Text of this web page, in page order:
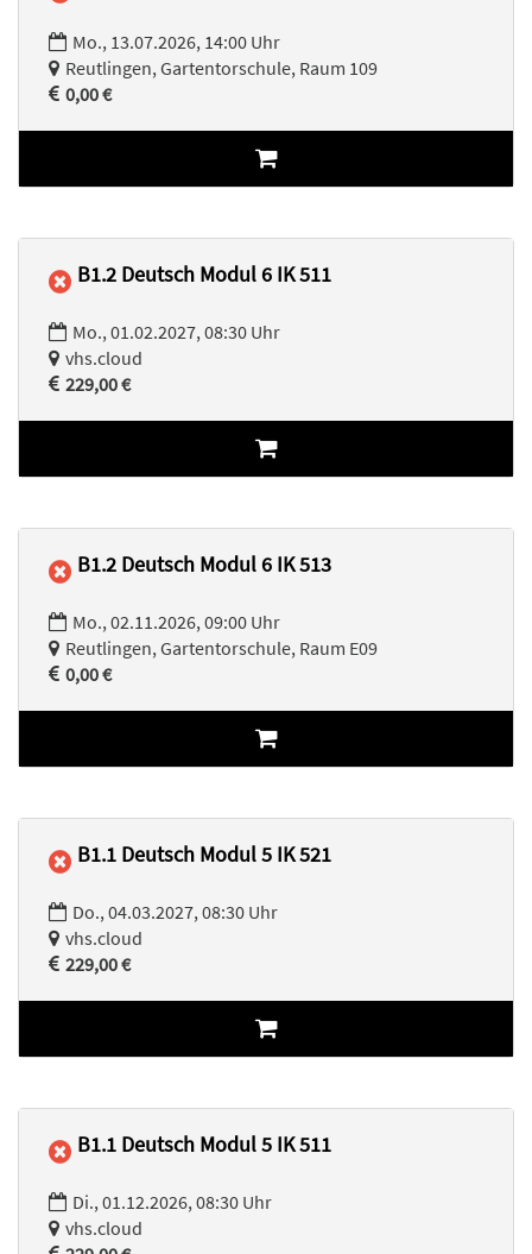
Mo., 13.07.2026, 14:00 Uhr
Reutlingen, Gartentorschule, Raum 109
0,00 €
B1.2 Deutsch Modul 6 IK 511
Mo., 01.02.2027, 08:30 Uhr
vhs.cloud
229,00 €
B1.2 Deutsch Modul 6 IK 513
Mo., 02.11.2026, 09:00 Uhr
Reutlingen, Gartentorschule, Raum E09
0,00 €
B1.1 Deutsch Modul 5 IK 521
Do., 04.03.2027, 08:30 Uhr
vhs.cloud
229,00 €
B1.1 Deutsch Modul 5 IK 511
Di., 01.12.2026, 08:30 Uhr
vhs.cloud